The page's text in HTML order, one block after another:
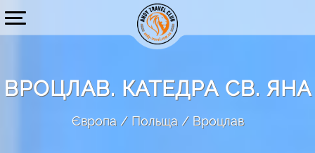
ВРОЦЛАВ. КАТЕДРА СВ. ЯНА
Європа Польща Вроцлав